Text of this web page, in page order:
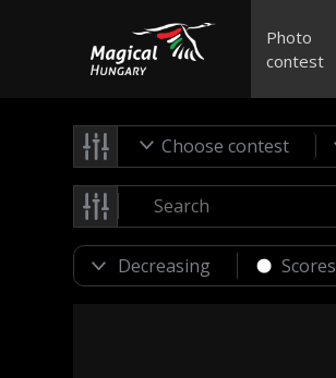
Photo
contest
Choose contest
Scores